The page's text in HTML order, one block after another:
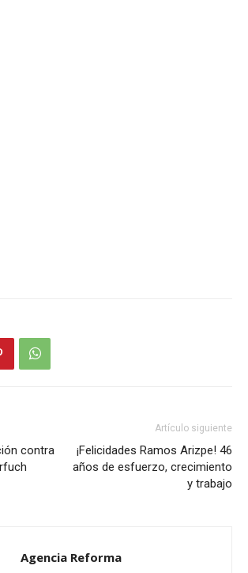
contra
Artículo siguiente
¡Felicidades Ramos Arizpe! 46
años de esfuerzo, crecimiento
y trabajo
Agencia Reforma